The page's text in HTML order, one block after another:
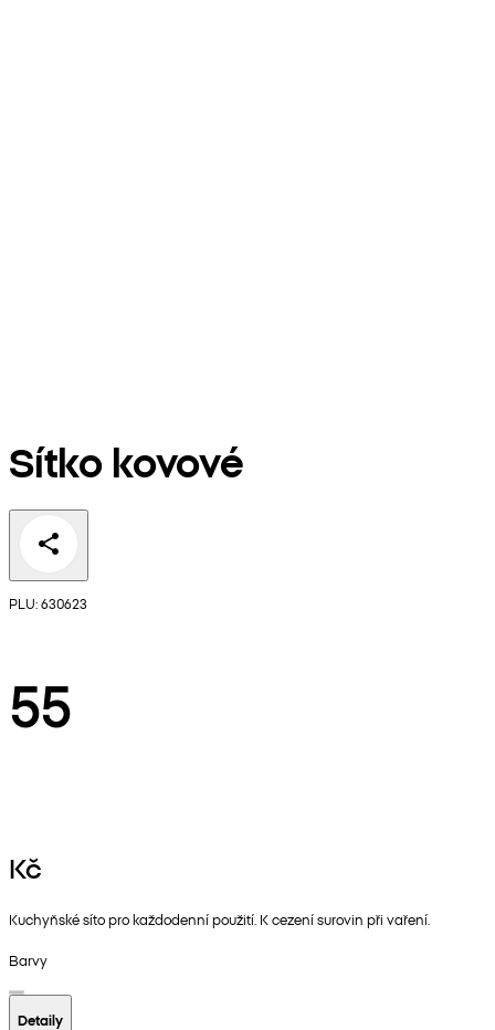
Sítko kovové
PLU: 630623
55
Kč
Kuchyňské síto pro každodenní použití. K cezení surovin při vaření.
Barvy
Detaily